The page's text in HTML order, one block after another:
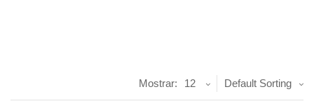
Default Sorting
Mostrar: 12